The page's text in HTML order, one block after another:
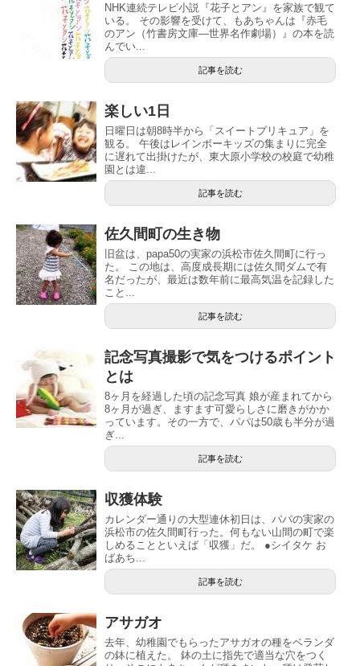
NHK連続テレビ小説『花子とアン』を家族で観て
いる。 その影響を受けて、もあちゃんは『赤毛
のアン（竹書房文庫―世界名作劇場）』の本を読
んでい...
記事を読む
楽しい1日
日曜日は朝8時半から「スイートプリキュア」を
観る。 午後はレインボーキッズの集まりに完全
に遅れて出掛けたが、東大原小学校の校庭で幼稚
園とは違...
記事を読む
佐久間町の生き物
旧盆は、papa50の実家の浜松市佐久間町に行っ
た。 この地は、高度成長期には佐久間ダムで有
名だったが、最近は数年前に最高気温を記録した
こと...
記事を読む
記念写真撮影で気をつけるポイント
とは
8ヶ月を経過した頃の記念写真 娘が産まれてから
8ヶ月が過ぎ、ますます可愛らしさに磨きがかか
っています。その一方で、パパは50歳も半分が過
ぎ...
記事を読む
収獲体験
カレンダー通りの大型連休初日は、パパの実家の
浜松市の佐久間町行った。何もない山間の町で楽
しめることといえば「収獲」だ。 ●シイタケ お
ばあち...
記事を読む
アサガオ
去年、幼稚園でもらったアサガオの種をベランダ
の鉢に植えた。 鉢の土に指先で適当な穴をつく